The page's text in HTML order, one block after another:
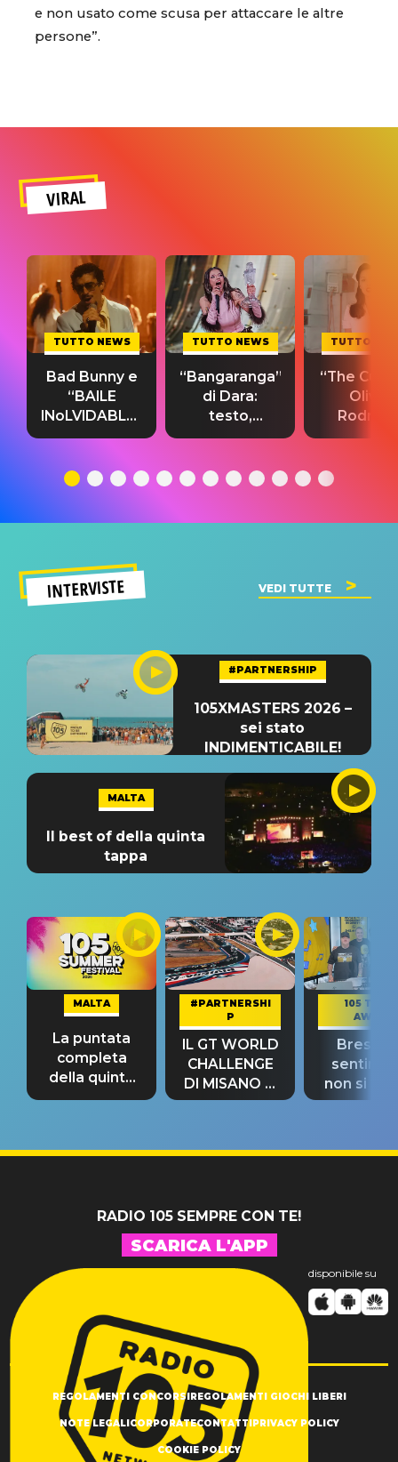
e non usato come scusa per attaccare le altre
persone”.
VIRAL
TUTTO NEWS
Bad Bunny e
“BAILE
INoLVIDABLE”:
testo,
significato
TUTTO NEWS
“Bangaranga”
di Dara:
testo,
traduzione e
del singolo
TUTTO
“The
Olivia
testo,
INTERVISTE VEDI TUTTE
#PARTNERSHIP
105XMASTERS 2026 –
sei stato
INDIMENTICABILE!
MALTA
Il best of della quinta
tappa
MALTA
La puntata
completa
della quinta
tappa
#PARTNERSHI
P
IL GT WORLD
CHALLENGE
DI MISANO si
riconferma
105 TAKE
AWAY
Bresh:
non si
fino alla
RADIO 105 SEMPRE CON TE!
SCARICA L'APP
disponibile su
REGOLAMENTI CONCORSIREGOLAMENTI GIOCHI LIBERI
NOTE LEGALICORPORATECONTATTIPRIVACY POLICY
COOKIE POLICY